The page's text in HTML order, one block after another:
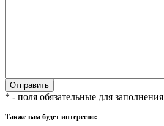
* - поля обязательные для заполнения
Также вам будет интересно: